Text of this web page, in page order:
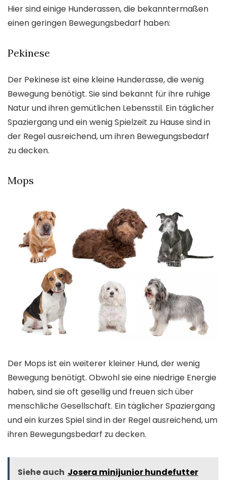
Hier sind einige Hunderassen, die bekanntermaßen
einen geringen Bewegungsbedarf haben:
Pekinese
Der Pekinese ist eine kleine Hunderasse, die wenig
Bewegung benötigt. Sie sind bekannt für ihre ruhige
Natur und ihren gemütlichen Lebensstil. Ein täglicher
Spaziergang und ein wenig Spielzeit zu Hause sind in
der Regel ausreichend, um ihren Bewegungsbedarf
zu decken.
Mops
Der Mops ist ein weiterer kleiner Hund, der wenig
Bewegung benötigt. Obwohl sie eine niedrige Energie
haben, sind sie oft gesellig und freuen sich über
menschliche Gesellschaft. Ein täglicher Spaziergang
und ein kurzes Spiel sind in der Regel ausreichend, um
ihren Bewegungsbedarf zu decken.
Siehe auch Josera minijunior hundefutter